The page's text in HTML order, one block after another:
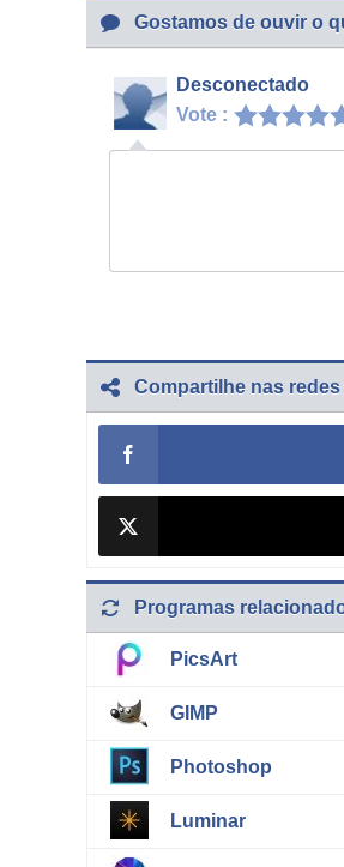
Gostamos de ouvir o
Desconectado
Vote :
Compartilhe nas
Programas
PicsArt
GIMP
Photoshop
Luminar